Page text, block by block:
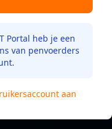
Portal heb je een
van penvoerders
aan